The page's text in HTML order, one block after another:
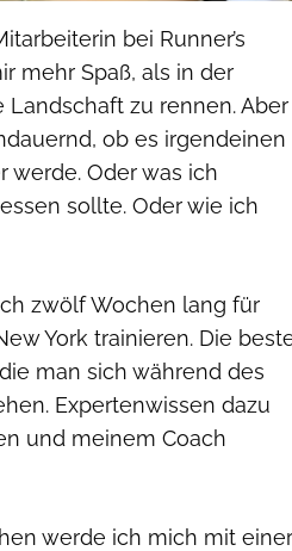
bei Runner’s
mehr Spaß, als in der
zu rennen. Aber
ob es irgendeinen
werde. Oder was ich
sollte. Oder wie ich
zwölf Wochen lang für
York trainieren. Die
man sich während des
Expertenwissen dazu
und meinem Coach
werde ich mich mit einer